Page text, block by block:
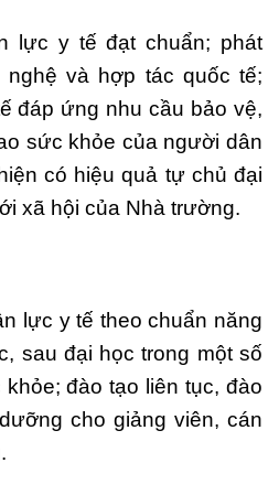
lực y tế đạt chuẩn; phát
nghệ và hợp tác quốc tế;
đáp ứng nhu cầu bảo vệ,
sức khỏe của người dân
có hiệu quả tự chủ đại
xã hội của Nhà trường.
lực y tế theo chuẩn năng
sau đại học trong một số
đào tạo liên tục, đào
cho giảng viên, cán